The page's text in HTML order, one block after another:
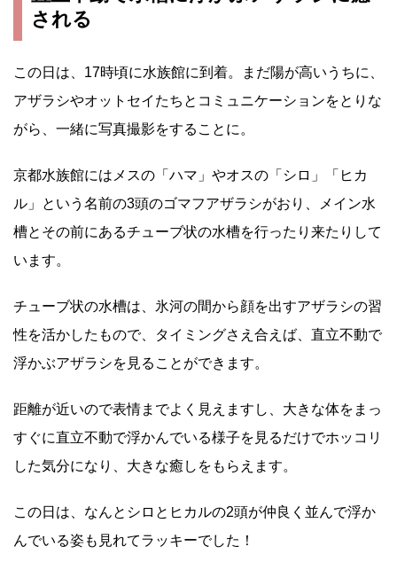
される
この日は、17時頃に水族館に到着。まだ陽が高いうちに、
アザラシやオットセイたちとコミュニケーションをとりな
がら、一緒に写真撮影をすることに。
京都水族館にはメスの「ハマ」やオスの「シロ」「ヒカ
ル」という名前の3頭のゴマフアザラシがおり、メイン水
槽とその前にあるチューブ状の水槽を行ったり来たりして
います。
チューブ状の水槽は、氷河の間から顔を出すアザラシの習
性を活かしたもので、タイミングさえ合えば、直立不動で
浮かぶアザラシを見ることができます。
距離が近いので表情までよく見えますし、大きな体をまっ
すぐに直立不動で浮かんでいる様子を見るだけでホッコリ
した気分になり、大きな癒しをもらえます。
この日は、なんとシロとヒカルの2頭が仲良く並んで浮か
んでいる姿も見れてラッキーでした！